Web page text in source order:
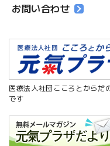
お問い合わせ
医療法人社団こころとからだ
です